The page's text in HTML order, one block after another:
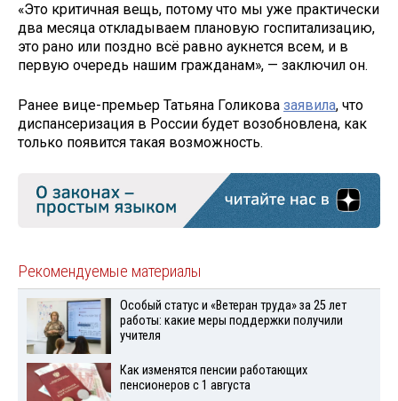
«Это критичная вещь, потому что мы уже практически
два месяца откладываем плановую госпитализацию,
это рано или поздно всё равно аукнется всем, и в
первую очередь нашим гражданам», — заключил он.
Ранее вице-премьер Татьяна Голикова заявила, что
диспансеризация в России будет возобновлена, как
только появится такая возможность.
Рекомендуемые материалы
Особый статус и «Ветеран труда» за 25 лет
работы: какие меры поддержки получили
учителя
Как изменятся пенсии работающих
пенсионеров с 1 августа